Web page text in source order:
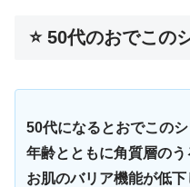
⭐ 50代のおでこの
50代になるとおでこの
年齢とともに角質層のう
お肌のバリア機能が低